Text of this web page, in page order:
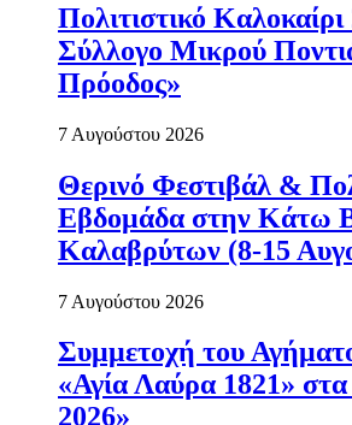
Πολιτιστικό
Σύλλογο Μικρού
Πρόοδος»
7 Αυγούστου 2026
Θερινό Φεστιβάλ &
Εβδομάδα στην Κάτω
Καλαβρύτων (8-15
7 Αυγούστου 2026
Συμμετοχή του
«Αγία Λαύρα 1821»
2026»